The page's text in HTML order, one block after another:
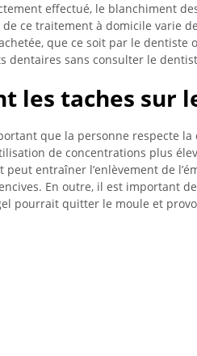
effectué, le blanchiment
ce traitement à domicile varie
que ce soit par le dentiste
dentaires sans consulter le
les taches sur
que la personne respecte la
de concentrations plus
entraîner l’enlèvement de
En outre, il est important
pourrait quitter le moule et